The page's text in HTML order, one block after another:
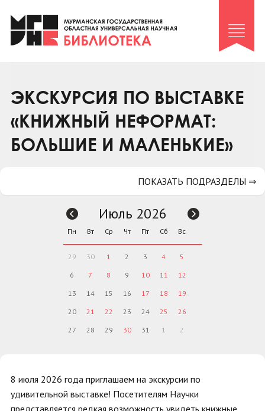
Клуб «Гиря и сельдерей»
Клуб «Семейный архив»
Коллегам
Контакты
ЭКСКУРСИЯ ПО ВЫСТАВКЕ
«КНИЖНЫЙ НЕФОРМАТ:
БОЛЬШИЕ И МАЛЕНЬКИЕ»
8 июля 2026 года приглашаем на экскурсии по
удивительной выставке! Посетителям Научки
представляется редкая возможность увидеть книжные
ПОКАЗАТЬ ПОДРАЗДЕЛЫ ⇒
Июль 2026
Пн Вт Ср Чт Пт Сб Вс
29 30 1 2 3 4 5
6 7 8 9 10 11 12
13 14 15 16 17 18 19
20 21 22 23 24 25 26
27 28 29 30 31 1 2